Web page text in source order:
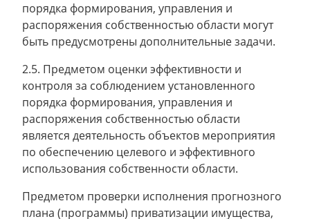
порядка формирования, управления и
распоряжения собственностью области могут
быть предусмотрены дополнительные задачи.
2.5. Предметом оценки эффективности и
контроля за соблюдением установленного
порядка формирования, управления и
распоряжения собственностью области
является деятельность объектов мероприятия
по обеспечению целевого и эффективного
использования собственности области.
Предметом проверки исполнения прогнозного
плана (программы) приватизации имущества,